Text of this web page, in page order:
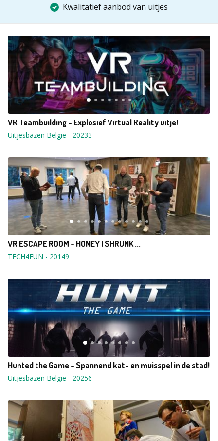
Kwalitatief aanbod van uitjes
VR Teambuilding - Explosief Virtual Reality uitje!
Uitjesbazen België - 20233
VR ESCAPE ROOM - HONEY I SHRUNK ...
TECH4FUN - 20149
Hunted the Game - Spannend kat- en muisspel in de stad!
Uitjesbazen België - 20256